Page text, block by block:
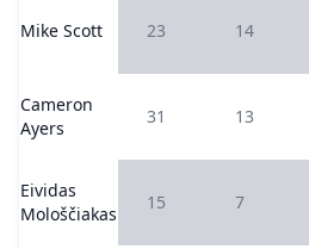
Mike Scott 23 14
Cameron
Ayers
31 13
Eividas
Mološčiakas
15 7